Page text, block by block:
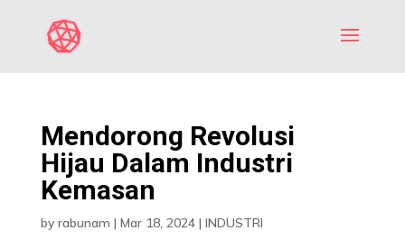
Mendorong Revolusi
Hijau Dalam Industri
Kemasan
by rabunam | Mar 18, 2024| INDUSTRI